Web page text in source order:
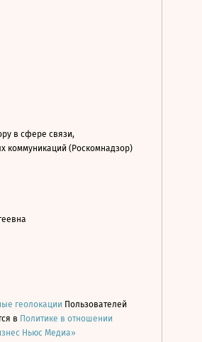
в сфере связи,
коммуникаций (Роскомнадзор)
геолокации Пользователей
в Политике в отношении
Ньюс Медиа»